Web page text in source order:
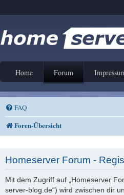
Home Forum
FAQ
Foren-Übersicht
Homeserver Forum -
Mit dem Zugriff auf „Homeserver
server-blog.de“) wird zwischen dir